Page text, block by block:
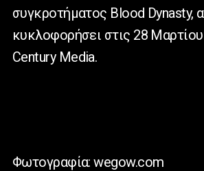
συγκροτήματος Blood Dynasty,
κυκλοφορήσει στις 28
Century Media.
Φωτογραφία: wegow.com